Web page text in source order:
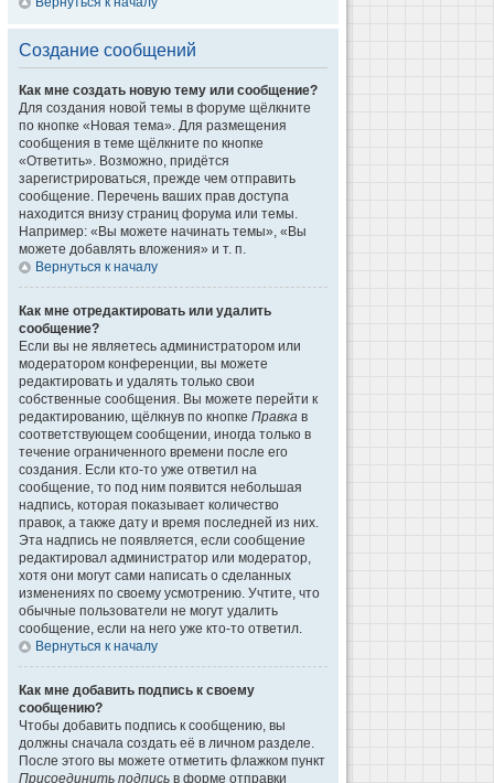
Создание сообщений
Как мне создать новую тему или сообщение?
Для создания новой темы в форуме щёлкните
по кнопке «Новая тема». Для размещения
сообщения в теме щёлкните по кнопке
«Ответить». Возможно, придётся
зарегистрироваться, прежде чем отправить
сообщение. Перечень ваших прав доступа
находится внизу страниц форума или темы.
Например: «Вы можете начинать темы», «Вы
можете добавлять вложения» и т. п.
Вернуться к началу
Как мне отредактировать или удалить
сообщение?
Если вы не являетесь администратором или
модератором конференции, вы можете
редактировать и удалять только свои
собственные сообщения. Вы можете перейти к
редактированию, щёлкнув по кнопке Правка в
соответствующем сообщении, иногда только в
течение ограниченного времени после его
создания. Если кто-то уже ответил на
сообщение, то под ним появится небольшая
надпись, которая показывает количество
правок, а также дату и время последней из них.
Эта надпись не появляется, если сообщение
редактировал администратор или модератор,
хотя они могут сами написать о сделанных
изменениях по своему усмотрению. Учтите, что
обычные пользователи не могут удалить
сообщение, если на него уже кто-то ответил.
Вернуться к началу
Как мне добавить подпись к своему
сообщению?
Чтобы добавить подпись к сообщению, вы
должны сначала создать её в личном разделе.
После этого вы можете отметить флажком пункт
Присоединить подпись в форме отправки